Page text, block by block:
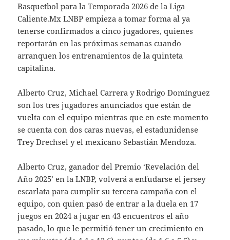
Basquetbol para la Temporada 2026 de la Liga
Caliente.Mx LNBP empieza a tomar forma al ya
tenerse confirmados a cinco jugadores, quienes
reportarán en las próximas semanas cuando
arranquen los entrenamientos de la quinteta
capitalina.
Alberto Cruz, Michael Carrera y Rodrigo Domínguez
son los tres jugadores anunciados que están de
vuelta con el equipo mientras que en este momento
se cuenta con dos caras nuevas, el estadunidense
Trey Drechsel y el mexicano Sebastián Mendoza.
Alberto Cruz, ganador del Premio ‘Revelación del
Año 2025’ en la LNBP, volverá a enfudarse el jersey
escarlata para cumplir su tercera campaña con el
equipo, con quien pasó de entrar a la duela en 17
juegos en 2024 a jugar en 43 encuentros el año
pasado, lo que le permitió tener un crecimiento en